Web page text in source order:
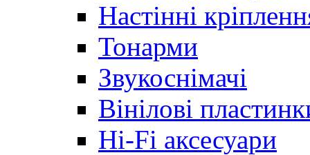
Настінні
Тонарми
Звукоснімачі
Вінілові
Hi-Fi аксесуари